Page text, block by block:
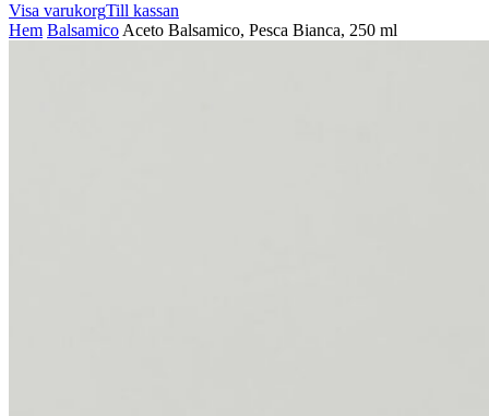
Visa varukorgTill kassan
Hem Balsamico Aceto Balsamico, Pesca Bianca, 250 ml